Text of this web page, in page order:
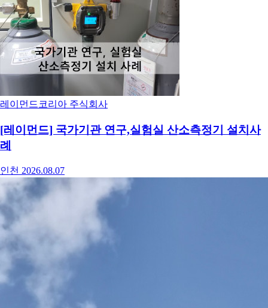
레이먼드코리아 주식회사
[레이먼드] 국가기관 연구,실험실 산소측정기 설치사
례
인천 2026.08.07